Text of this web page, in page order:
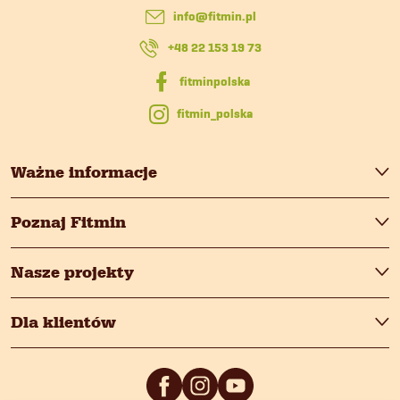
Ważne informacje
Poznaj Fitmin
Nasze projekty
Dla klientów
info@fitmin.pl
+48 22 153 19 73
fitmin_polska